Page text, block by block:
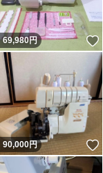
69,980円
90,000円